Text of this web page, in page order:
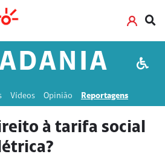
Vídeos Opinião Reportagens
à tarifa social